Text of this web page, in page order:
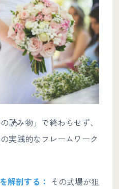
読み物」で終わらせず、
実践的なフレームワーク
解剖する： その式場が狙